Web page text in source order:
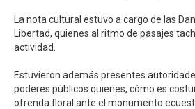
La nota cultural estuvo a cargo de las
Libertad, quienes al ritmo de pasajes
actividad. ⁣
Estuvieron además presentes
poderes públicos quienes, cómo es
ofrenda floral ante el monumento